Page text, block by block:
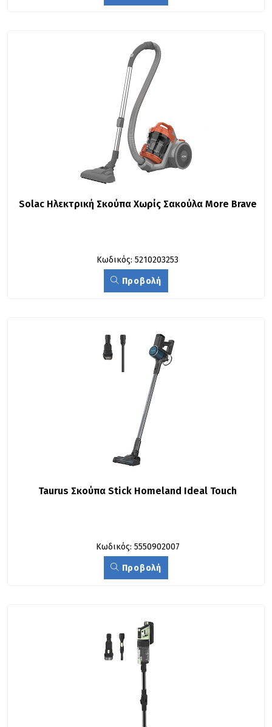
Solac Ηλεκτρική Σκούπα Χωρίς Σακούλα More Brave
Κωδικός: 5210203253
Προβολή
Taurus Σκούπα Stick Homeland Ideal Touch
Κωδικός: 5550902007
Προβολή